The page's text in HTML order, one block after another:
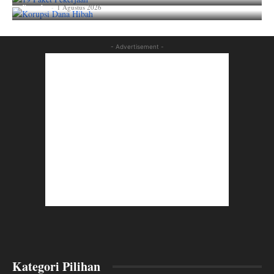
lian_aka - 1 Agustus 2026
- Advertisement -
Kategori Pilihan